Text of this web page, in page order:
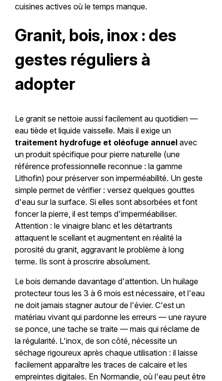
cuisines actives où le temps manque.
Granit, bois, inox : des
gestes réguliers à
adopter
Le granit se nettoie aussi facilement au quotidien —
eau tiède et liquide vaisselle. Mais il exige un
traitement hydrofuge et oléofuge annuelavec
un produit spécifique pour pierre naturelle (une
référence professionnelle reconnue : la gamme
Lithofin) pour préserver son imperméabilité. Un geste
simple permet de vérifier : versez quelques gouttes
d'eau sur la surface. Si elles sont absorbées et font
foncer la pierre, il est temps d'imperméabiliser.
Attention : le vinaigre blanc et les détartrants
attaquent le scellant et augmentent en réalité la
porosité du granit, aggravant le problème à long
terme. Ils sont à proscrire absolument.
Le bois demande davantage d'attention. Un huilage
protecteur tous les 3 à 6 mois est nécessaire, et l'eau
ne doit jamais stagner autour de l'évier. C'est un
matériau vivant qui pardonne les erreurs — une rayure
se ponce, une tache se traite — mais qui réclame de
la régularité. L'inox, de son côté, nécessite un
séchage rigoureux après chaque utilisation : il laisse
facilement apparaître les traces de calcaire et les
empreintes digitales. En Normandie, où l'eau peut être